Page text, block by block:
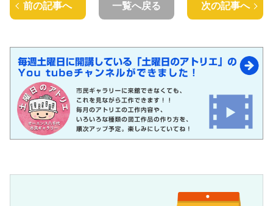
前の記事へ 一覧へ戻る 次の記事へ